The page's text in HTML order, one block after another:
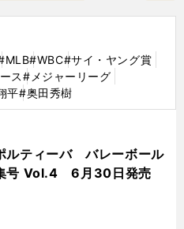
#WBC#サイ・ヤング賞
ス#メジャーリーグ
平#奥田秀樹
ルティーバ バレーボール
号 Vol.4 6月30日発売